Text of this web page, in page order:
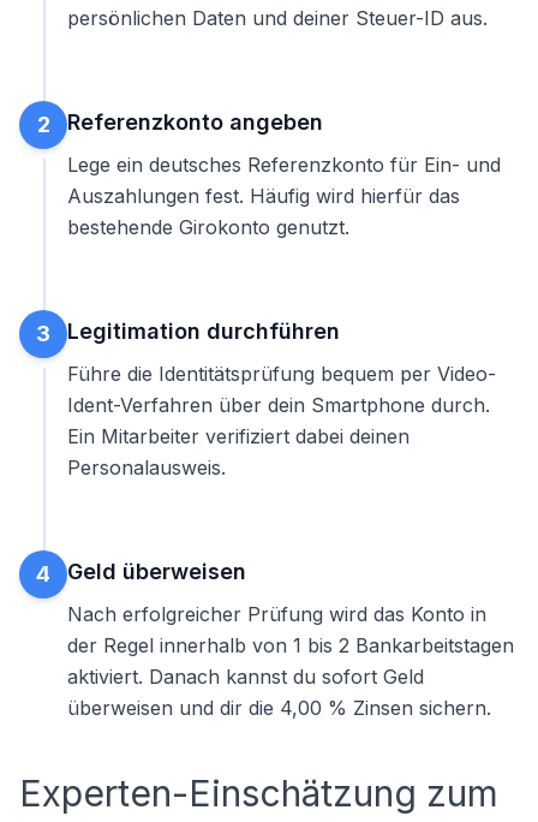
persönlichen Daten und deiner Steuer-ID aus.
2 Referenzkonto angeben
Lege ein deutsches Referenzkonto für Ein- und
Auszahlungen fest. Häufig wird hierfür das
bestehende Girokonto genutzt.
3 Legitimation durchführen
Führe die Identitätsprüfung bequem per Video-
Ident-Verfahren über dein Smartphone durch.
Ein Mitarbeiter verifiziert dabei deinen
Personalausweis.
4 Geld überweisen
Nach erfolgreicher Prüfung wird das Konto in
der Regel innerhalb von 1 bis 2 Bankarbeitstagen
aktiviert. Danach kannst du sofort Geld
überweisen und dir die 4,00 % Zinsen sichern.
Experten-Einschätzung zum